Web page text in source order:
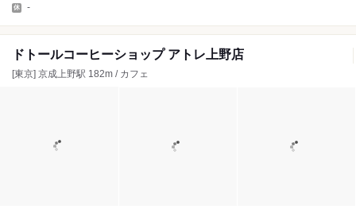
-
ドトールコーヒーショップ アトレ上野店
[東京] 京成上野駅 182m / カフェ